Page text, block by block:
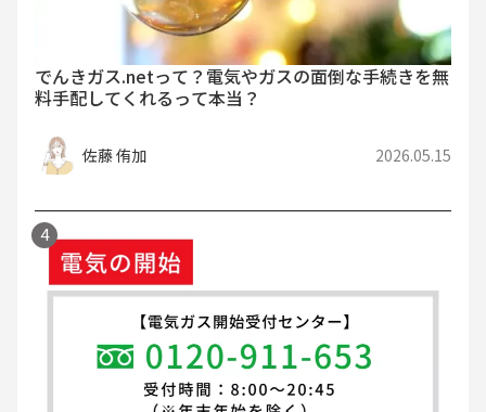
でんきガス.netって？電気やガスの面倒な手続きを無
料手配してくれるって本当？
佐藤 侑加 2026.05.15